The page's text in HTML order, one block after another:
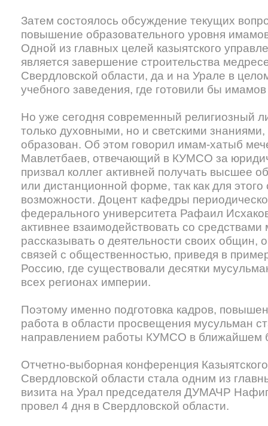
Затем состоялось обсуждение текущих
повышение образовательного уровня
Одной из главных целей казыятского
является завершение строительства
Свердловской области, да и на Урале в
учебного заведения, где готовили бы
Но уже сегодня современный религиозный
только духовными, но и светскими
образован. Об этом говорил имам-хатыб
Мавлетбаев, отвечающий в КУМСО за
призвал коллег активней получать высшее
или дистанционной форме, так как для этого
возможности. Доцент кафедры
федерального университета Рафаил
активнее взаимодействовать со
рассказывать о деятельности своих общин,
связей с общественностью, приведя в
Россию, где существовали десятки
всех регионах империи.
Поэтому именно подготовка кадров,
работа в области просвещения мусульман
направлением работы КУМСО в ближайшем
Отчетно-выборная конференция
Свердловской области стала одним из
визита на Урал председателя ДУМАЧР
провел 4 дня в Свердловской области.